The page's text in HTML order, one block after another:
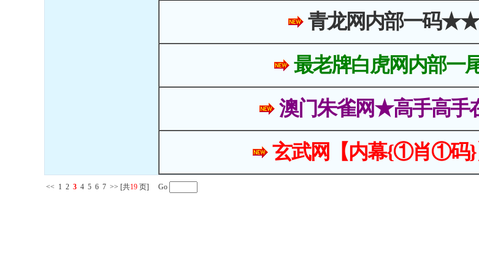
青龙网内部一码★★
最老牌白虎网内部一
澳门朱雀网★高手高手
玄武网【内幕{①肖①码
<< 1 2 3 4 5 6 7 >> [共19 页] Go